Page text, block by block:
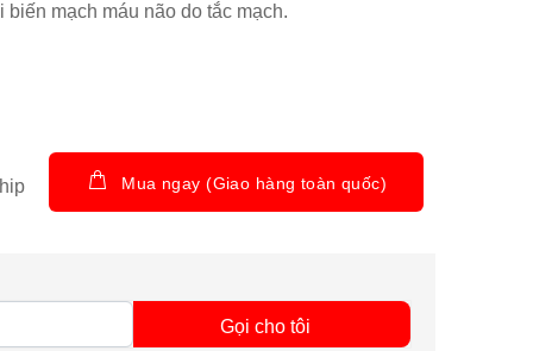
mạch máu não do tắc mạch.
Mua ngay (Giao hàng toàn quốc)
Gọi cho tôi